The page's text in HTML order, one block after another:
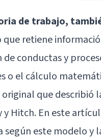
de trabajo,
que retiene
de conductas y
o el cálculo
que describió
y Hitch. En este
según este modelo y